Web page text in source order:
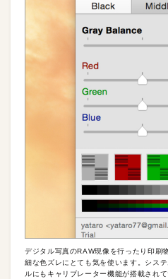
デジタル写真のRAW現像を行ったり印刷
細な色ズレにとても気を使います。シス
ルにもキャリブレーター機能が搭載され